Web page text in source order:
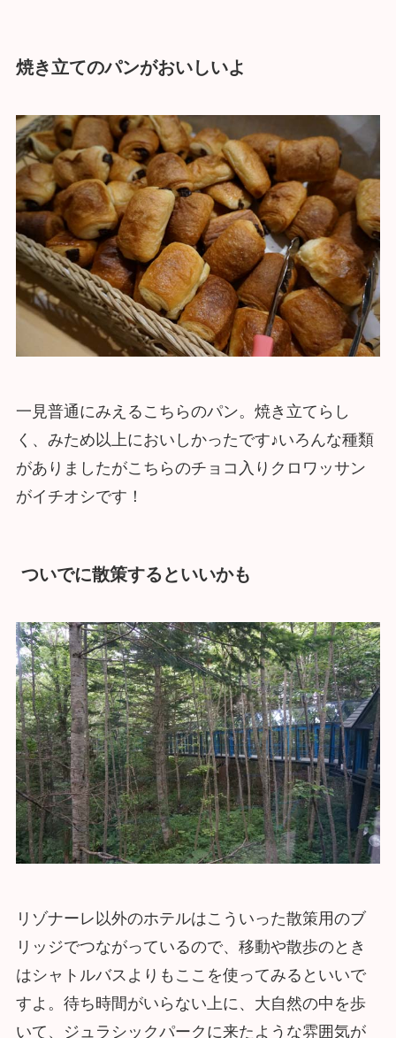
焼き立てのパンがおいしいよ
一見普通にみえるこちらのパン。焼き立てらし
く、みため以上においしかったです♪いろんな種類
がありましたがこちらのチョコ入りクロワッサン
がイチオシです！
ついでに散策するといいかも
リゾナーレ以外のホテルはこういった散策用のブ
リッジでつながっているので、移動や散歩のとき
はシャトルバスよりもここを使ってみるといいで
すよ。待ち時間がいらない上に、大自然の中を歩
いて、ジュラシックパークに来たような雰囲気が